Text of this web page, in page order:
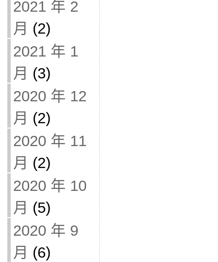
2021 年 2
月 (2)
2021 年 1
月 (3)
2020 年 12
月 (2)
2020 年 11
月 (2)
2020 年 10
月 (5)
2020 年 9
月 (6)